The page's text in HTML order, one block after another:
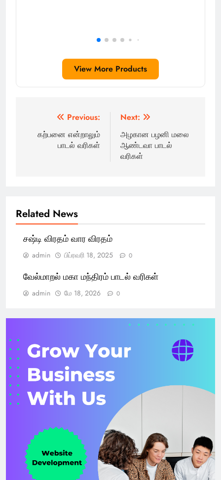
View More Products
Previous:
கற்பனை என்றாலும்
பாடல் வரிகள்
Next:
அழகான பழனி மலை
ஆண்டவா பாடல்
வரிகள்
Related News
சஷ்டி விரதம் வார விரதம்
admin பிப்ரவரி 18, 2025 0
வேல்மாறல் மகா மந்திரம் பாடல் வரிகள்
admin மே 18, 2026 0